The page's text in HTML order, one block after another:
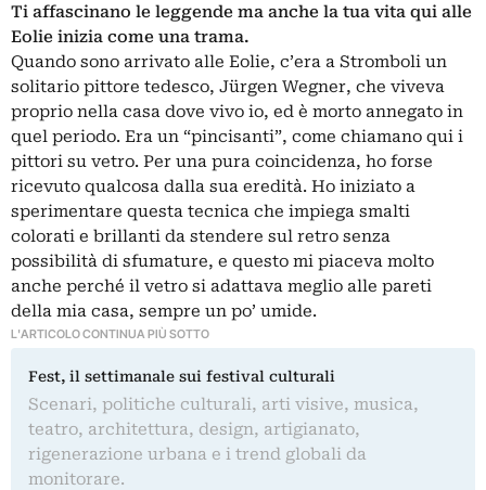
Ti affascinano le leggende ma anche la tua vita qui alle
Eolie inizia come una trama.
Quando sono arrivato alle Eolie, c’era a Stromboli un
solitario pittore tedesco, Jürgen Wegner, che viveva
proprio nella casa dove vivo io, ed è morto annegato in
quel periodo. Era un “pincisanti”, come chiamano qui i
pittori su vetro. Per una pura coincidenza, ho forse
ricevuto qualcosa dalla sua eredità. Ho iniziato a
sperimentare questa tecnica che impiega smalti
colorati e brillanti da stendere sul retro senza
possibilità di sfumature, e questo mi piaceva molto
anche perché il vetro si adattava meglio alle pareti
della mia casa, sempre un po’ umide.
L'ARTICOLO CONTINUA PIÙ SOTTO
Fest, il settimanale sui festival culturali
Scenari, politiche culturali, arti visive, musica,
teatro, architettura, design, artigianato,
rigenerazione urbana e i trend globali da
monitorare.